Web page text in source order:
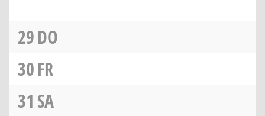
29DO
30FR
31 SA